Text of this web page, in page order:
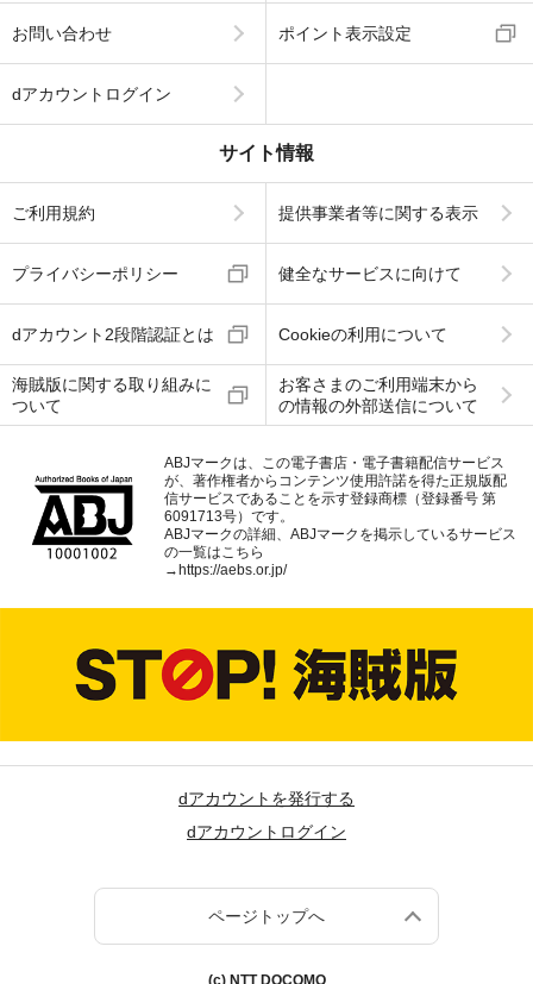
お問い合わせ ポイント表示設定
dアカウントログイン
サイト情報
ご利用規約 提供事業者等に関する表示
プライバシーポリシー 健全なサービスに向けて
dアカウント2段階認証とは Cookieの利用について
海賊版に関する取り組みに
ついて
お客さまのご利用端末から
の情報の外部送信について
ABJマークは、この電子書店・電子書籍配信サービス
が、著作権者からコンテンツ使用許諾を得た正規版配
信サービスであることを示す登録商標（登録番号 第
6091713号）です。
ABJマークの詳細、ABJマークを掲示しているサービス
の一覧はこちら
→ https://aebs.or.jp/
dアカウントを発行する
dアカウントログイン
ページトップへ